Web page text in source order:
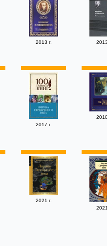
2013 г.
2017 г.
2021 г.